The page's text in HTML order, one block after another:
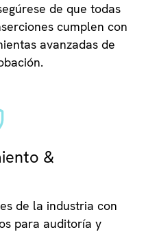
de que todas
cumplen con
avanzadas de
&
de la industria con
para auditoría y